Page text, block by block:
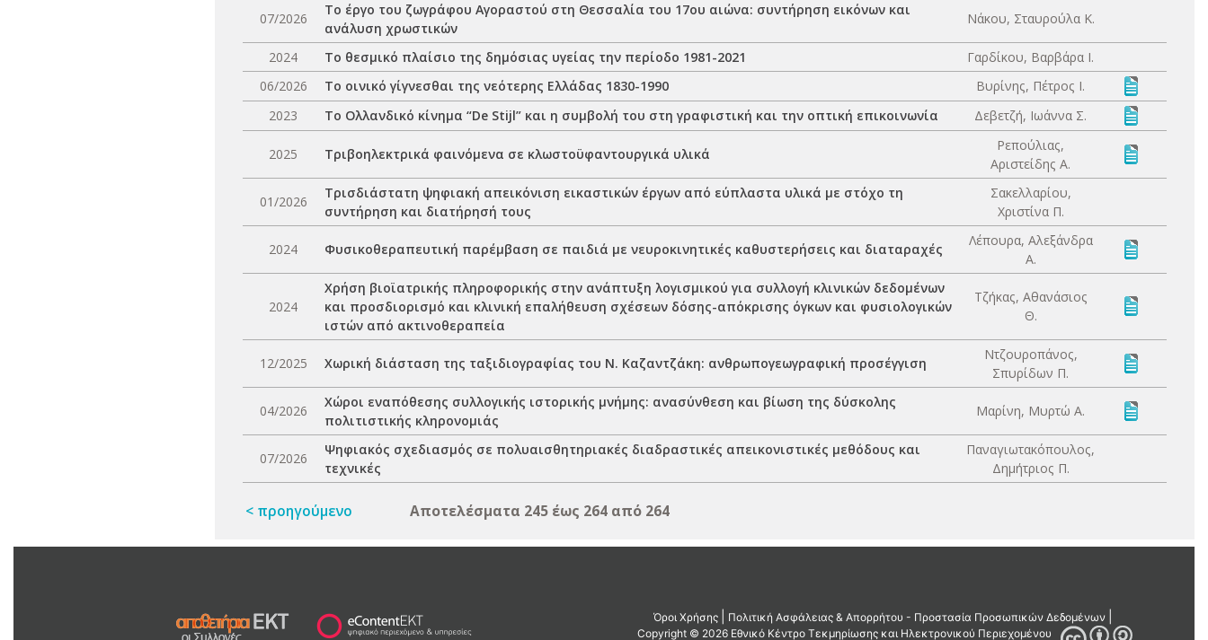
07/2026
Το έργο του ζωγράφου Αγοραστού στη Θεσσαλία του 17ου αιώνα: συντήρηση εικόνων και
ανάλυση χρωστικών
Νάκου, Σταυρούλα Κ.
2024 Το θεσμικό πλαίσιο της δημόσιας υγείας την περίοδο 1981-2021
Γαρδίκου, Βαρβάρα Ι.
06/2026
Το οινικό γίγνεσθαι της νεότερης Ελλάδας 1830-1990
Βυρίνης, Πέτρος Ι.
2023
Το Ολλανδικό κίνημα “De Stijl” και η συμβολή του στη γραφιστική και την οπτική επικοινωνία Δεβετζή, Ιωάννα Σ.
2025 Τριβοηλεκτρικά φαινόμενα σε κλωστοϋφαντουργικά υλικά
Ρεπούλιας,
Αριστείδης Α.
01/2026
Τρισδιάστατη ψηφιακή απεικόνιση εικαστικών έργων από εύπλαστα υλικά με στόχο τη
συντήρηση και διατήρησή τους
Σακελλαρίου,
Χριστίνα Π.
2024 Φυσικοθεραπευτική παρέμβαση σε παιδιά με νευροκινητικές καθυστερήσεις και διαταραχές
Λέπουρα, Αλεξάνδρα
Α.
2024
Χρήση βιοϊατρικής πληροφορικής στην ανάπτυξη λογισμικού για συλλογή κλινικών δεδομένων
και προσδιορισμό και κλινική επαλήθευση σχέσεων δόσης-απόκρισης όγκων και φυσιολογικών
ιστών από ακτινοθεραπεία
Τζήκας, Αθανάσιος
Θ.
12/2025 Χωρική διάσταση της ταξιδιογραφίας του Ν. Καζαντζάκη: ανθρωπογεωγραφική προσέγγιση
Ντζουροπάνος,
Σπυρίδων Π.
04/2026
Χώροι εναπόθεσης συλλογικής ιστορικής μνήμης: ανασύνθεση και βίωση της δύσκολης
πολιτιστικής κληρονομιάς
Μαρίνη, Μυρτώ Α.
07/2026
Ψηφιακός σχεδιασμός σε πολυαισθητηριακές διαδραστικές απεικονιστικές μεθόδους και
τεχνικές
Παναγιωτακόπουλος,
Δημήτριος Π.
< προηγούμενο Αποτελέσματα 245 έως 264 από 264